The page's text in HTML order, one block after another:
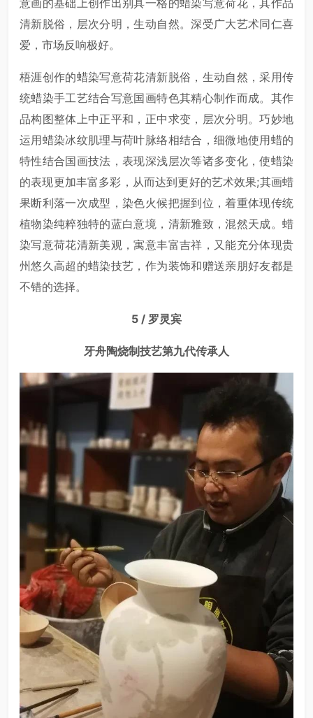
清新脱俗，层次分明，生动自然。深受广大艺术同仁喜
爱，市场反响极好。
梧涯创作的蜡染写意荷花清新脱俗，生动自然，采用传
统蜡染手工艺结合写意国画特色其精心制作而成。其作
品构图整体上中正平和，正中求变，层次分明。巧妙地
运用蜡染冰纹肌理与荷叶脉络相结合，细微地使用蜡的
特性结合国画技法，表现深浅层次等诸多变化，使蜡染
的表现更加丰富多彩，从而达到更好的艺术效果;其画蜡
果断利落一次成型，染色火候把握到位，着重体现传统
植物染纯粹独特的蓝白意境，清新雅致，混然天成。蜡
染写意荷花清新美观，寓意丰富吉祥，又能充分体现贵
州悠久高超的蜡染技艺，作为装饰和赠送亲朋好友都是
不错的选择。
5 / 罗灵宾
牙舟陶烧制技艺第九代传承人